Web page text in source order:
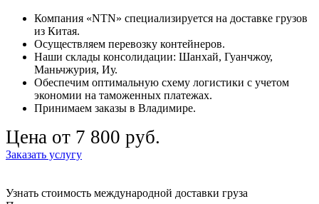
Компания «NTN» специализируется на доставке грузов
из Китая.
Осуществляем перевозку контейнеров.
Наши склады консолидации: Шанхай, Гуанчжоу,
Маньчжурия, Иу.
Обеспечим оптимальную схему логистики с учетом
экономии на таможенных платежах.
Принимаем заказы в Владимире.
Цена от 7 800 руб.
Заказать услугу
Узнать стоимость международной доставки груза